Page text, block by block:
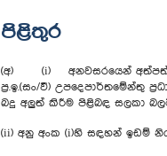
පිළිතුර
(අ) (i) අනවසරයෙන් අත්පත්
ප්‍ර.ඉ.(සං/වී) උපදෙපාර්තමේන්තු
බදු අලුත් කිරීම පිළිබඳ සලකා
(ii) අනු අංක (i)හි සඳහන් ඉඩම්